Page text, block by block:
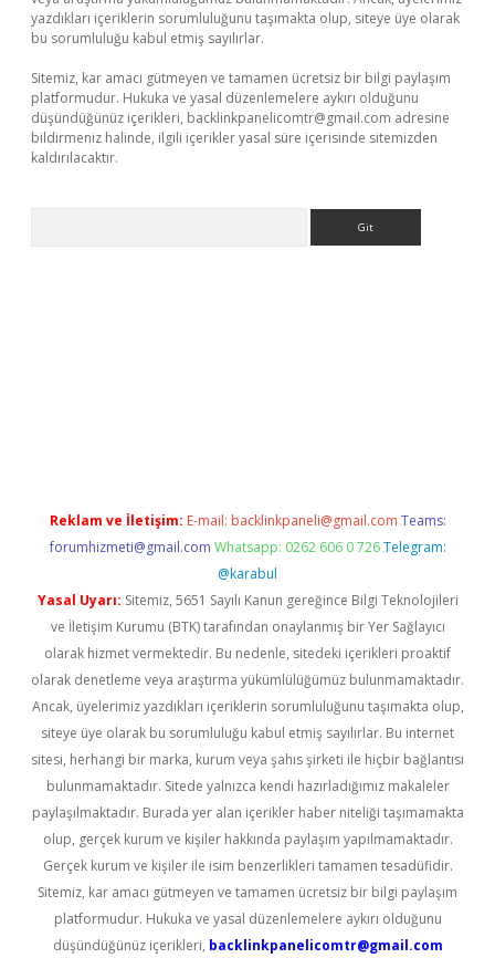
yazdıkları içeriklerin sorumluluğunu taşımakta olup, siteye üye olarak
bu sorumluluğu kabul etmiş sayılırlar.
Sitemiz, kar amacı gütmeyen ve tamamen ücretsiz bir bilgi paylaşım
platformudur. Hukuka ve yasal düzenlemelere aykırı olduğunu
düşündüğünüz içerikleri, backlinkpanelicomtr@gmail.com adresine
bildirmeniz halinde, ilgili içerikler yasal süre içerisinde sitemizden
kaldırılacaktır.
Reklam ve İletişim: E-mail: backlinkpaneli@gmail.com Teams:
forumhizmeti@gmail.com Whatsapp: 0262 606 0 726 Telegram:
@karabul
Yasal Uyarı: Sitemiz, 5651 Sayılı Kanun gereğince Bilgi Teknolojileri
ve İletişim Kurumu (BTK) tarafından onaylanmış bir Yer Sağlayıcı
olarak hizmet vermektedir. Bu nedenle, sitedeki içerikleri proaktif
olarak denetleme veya araştırma yükümlülüğümüz bulunmamaktadır.
Ancak, üyelerimiz yazdıkları içeriklerin sorumluluğunu taşımakta olup,
siteye üye olarak bu sorumluluğu kabul etmiş sayılırlar. Bu internet
sitesi, herhangi bir marka, kurum veya şahıs şirketi ile hiçbir bağlantısı
bulunmamaktadır. Sitede yalnızca kendi hazırladığımız makaleler
paylaşılmaktadır. Burada yer alan içerikler haber niteliği taşımamakta
olup, gerçek kurum ve kişiler hakkında paylaşım yapılmamaktadır.
Gerçek kurum ve kişiler ile isim benzerlikleri tamamen tesadüfidir.
Sitemiz, kar amacı gütmeyen ve tamamen ücretsiz bir bilgi paylaşım
platformudur. Hukuka ve yasal düzenlemelere aykırı olduğunu
düşündüğünüz içerikleri, backlinkpanelicomtr@gmail.com